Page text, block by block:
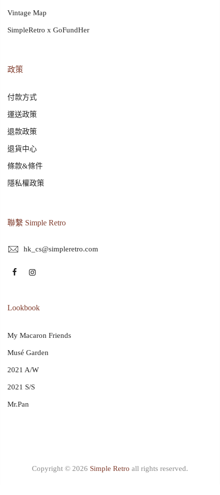
Vintage Map
SimpleRetro x GoFundHer
政策
付款方式
運送政策
退款政策
退貨中心
條款&條件
隱私權政策
聯繫 Simple Retro
hk_cs@simpleretro.com
Lookbook
My Macaron Friends
Musé Garden
2021 A/W
2021 S/S
Mr.Pan
Copyright © 2026 Simple Retro all rights reserved.